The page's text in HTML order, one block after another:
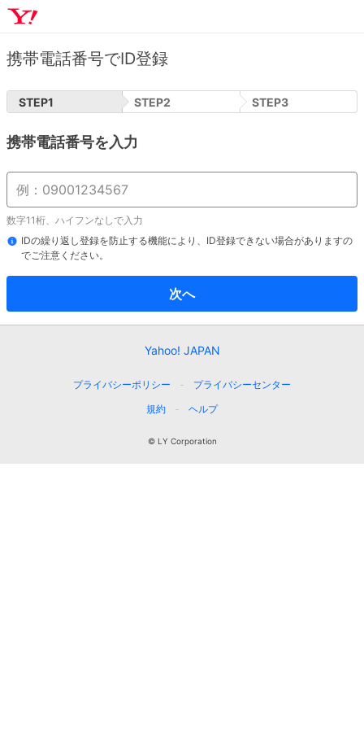
携帯電話番号でID登録
STEP1 STEP2 STEP3
携帯電話番号を入力
数字11桁、ハイフンなしで入力
IDの繰り返し登録を防止する機能により、ID登録できない場合がありますの
でご注意ください。
次へ
Yahoo! JAPAN
プライバシーポリシー
プライバシーセンター
規約
ヘルプ
© LY Corporation